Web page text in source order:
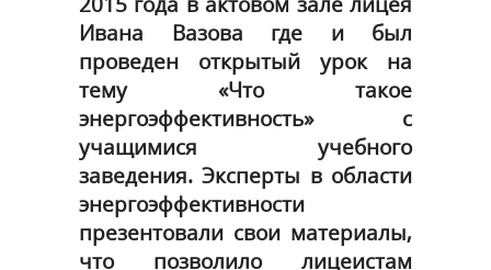
Ивана Вазова где и был
проведен открытый урок на
тему «Что такое
энергоэффективность» с
учащимися учебного
заведения. Эксперты в области
энергоэффективности
презентовали свои материалы,
что позволило лицеистам